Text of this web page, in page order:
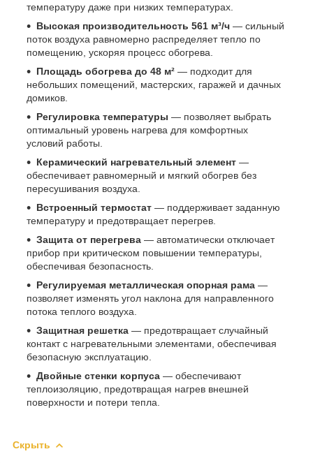
температуру даже при низких температурах.
Высокая производительность 561 м³/ч — сильный
поток воздуха равномерно распределяет тепло по
помещению, ускоряя процесс обогрева.
Площадь обогрева до 48 м² — подходит для
небольших помещений, мастерских, гаражей и дачных
домиков.
Регулировка температуры — позволяет выбрать
оптимальный уровень нагрева для комфортных
условий работы.
Керамический нагревательный элемент —
обеспечивает равномерный и мягкий обогрев без
пересушивания воздуха.
Встроенный термостат — поддерживает заданную
температуру и предотвращает перегрев.
Защита от перегрева — автоматически отключает
прибор при критическом повышении температуры,
обеспечивая безопасность.
Регулируемая металлическая опорная рама —
позволяет изменять угол наклона для направленного
потока теплого воздуха.
Защитная решетка — предотвращает случайный
контакт с нагревательными элементами, обеспечивая
безопасную эксплуатацию.
Двойные стенки корпуса — обеспечивают
теплоизоляцию, предотвращая нагрев внешней
поверхности и потери тепла.
Скрыть